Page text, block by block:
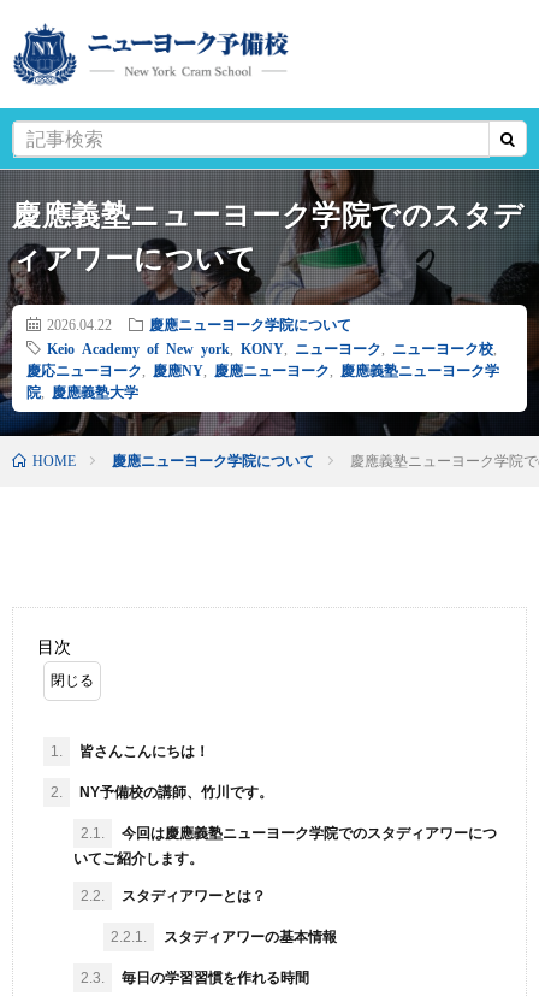
慶應義塾ニューヨーク学院でのスタデ
ィアワーについて
2026.04.22
慶應ニューヨーク学院について
Keio Academy of New york
KONY ニューヨーク ニューヨーク校
慶応ニューヨーク
慶應NY 慶應ニューヨーク
慶應義塾ニューヨーク学
院
慶應義塾大学
HOME 慶應ニューヨーク学院について 慶應義塾ニューヨーク学院
目次
1. 皆さんこんにちは！
2. NY予備校の講師、竹川です。
2.1.
今回は慶應義塾ニューヨーク学院でのスタディアワーにつ
いてご紹介します。
2.2. スタディアワーとは？
2.2.1. スタディアワーの基本情報
2.3. 毎日の学習習慣を作れる時間